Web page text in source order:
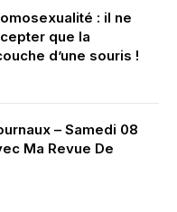
: il ne
que la
d’une souris !
– Samedi 08
Ma Revue De